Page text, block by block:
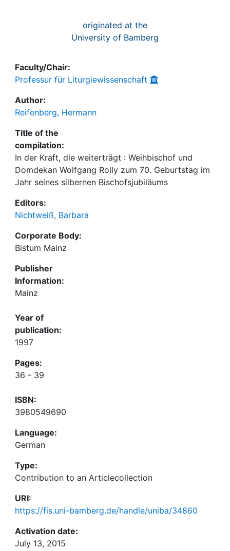
originated at the
University of Bamberg
Faculty/Chair:
Professur für Liturgiewissenschaft
Author:
Reifenberg, Hermann
Title of the
compilation:
In der Kraft, die weiterträgt : Weihbischof und
Domdekan Wolfgang Rolly zum 70. Geburtstag im
Jahr seines silbernen Bischofsjubiläums
Editors:
Nichtweiß, Barbara
Corporate Body:
Bistum Mainz
Publisher
Information:
Mainz
Year of
publication:
1997
Pages:
36 - 39
ISBN:
3980549690
Language:
German
Type:
Contribution to an Articlecollection
URI:
https://fis.uni-bamberg.de/handle/uniba/34860
Activation date:
July 13, 2015